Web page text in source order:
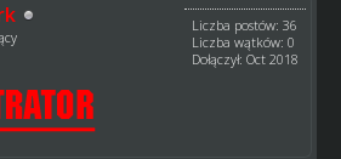
Liczba postów: 36
Liczba wątków: 0
Dołączył: Oct 2018